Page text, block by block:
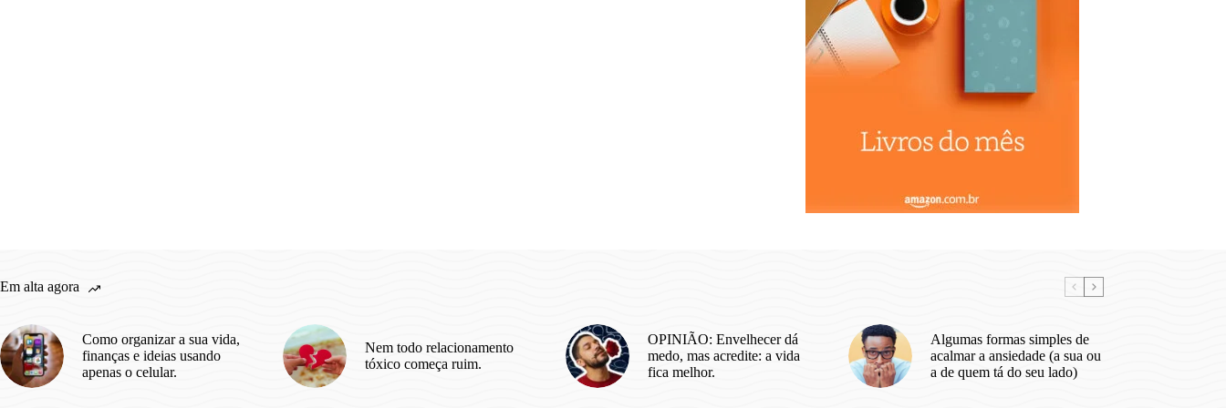
Em alta agora
Como organizar a sua vida,
finanças e ideias usando
apenas o celular.
Nem todo relacionamento
tóxico começa ruim.
OPINIÃO: Envelhecer dá
medo, mas acredite: a vida
fica melhor.
Algumas formas simples de
acalmar a ansiedade (a sua ou
a de quem tá do seu lado)